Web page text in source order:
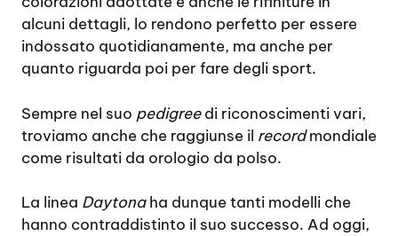
alcuni dettagli, lo rendono perfetto per essere
indossato quotidianamente, ma anche per
quanto riguarda poi per fare degli sport.
Sempre nel suo pedigreedi riconoscimenti vari,
troviamo anche che raggiunse il recordmondiale
come risultati da orologio da polso.
La linea Daytonaha dunque tanti modelli che
hanno contraddistinto il suo successo. Ad oggi,